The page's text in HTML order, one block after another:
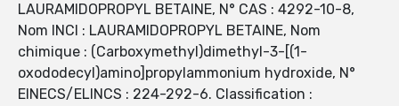
LAURAMIDOPROPYL BETAINE, N° CAS : 4292-10-8,
Nom INCI : LAURAMIDOPROPYL BETAINE, Nom
chimique : (Carboxymethyl)dimethyl-3-[(1-
oxododecyl)amino]propylammonium hydroxide, N°
EINECS/ELINCS : 224-292-6. Classification :